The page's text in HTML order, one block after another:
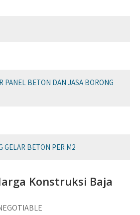
PANEL BETON DAN JASA BORONG
GELAR BETON PER M2
Konstruksi Baja